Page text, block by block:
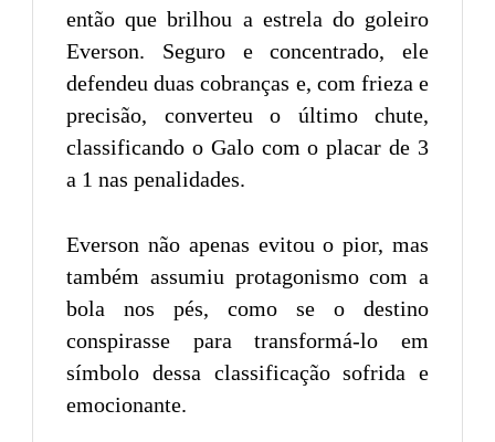
então que brilhou a estrela do goleiro
Everson. Seguro e concentrado, ele
defendeu duas cobranças e, com frieza e
precisão, converteu o último chute,
classificando o Galo com o placar de 3
a 1 nas penalidades.
Everson não apenas evitou o pior, mas
também assumiu protagonismo com a
bola nos pés, como se o destino
conspirasse para transformá-lo em
símbolo dessa classificação sofrida e
emocionante.